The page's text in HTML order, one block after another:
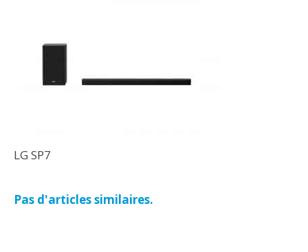
LG SP7
Pas d'articles similaires.